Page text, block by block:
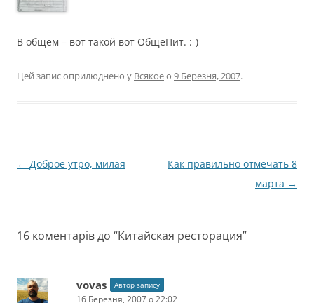
В общем – вот такой вот ОбщеПит. :-)
Цей запис оприлюднено у Всякоео 9 Березня, 2007.
Навігація
← Доброе утро, милая
Как правильно отмечать 8
марта →
16 коментарів до “Китайская ресторация”
vovas Автор запису
16 Березня, 2007 о 22:02